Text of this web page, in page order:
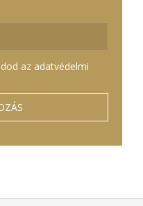
az adatvédelmi